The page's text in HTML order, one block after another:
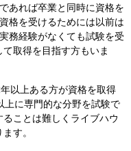
あれば卒業と同時に資格を
格を受けるためには以前は
務経験がなくても試験を受
取得を目指す方もいま
以上ある方が資格を取得
上に専門的な分野を試験で
ことは難しくライブハウ
す。